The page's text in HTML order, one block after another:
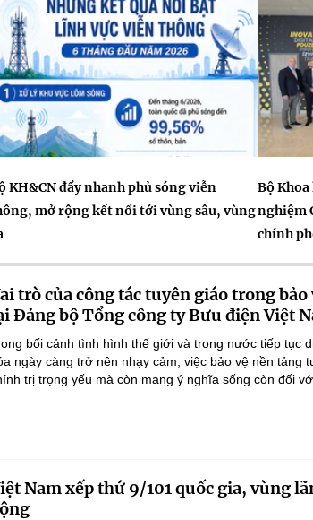
KH&CN đẩy nhanh phủ sóng viễn
mở rộng kết nối tới vùng sâu, vùng
Bộ
nghiệm
chính
trò của công tác tuyên giáo trong
Đảng bộ Tổng công ty Bưu điện Việt
bối cảnh tình hình thế giới và trong nước tiếp tục
ngày càng trở nên nhạy cảm, việc bảo vệ nền tảng
trị trọng yếu mà còn mang ý nghĩa sống còn đối
Nam xếp thứ 9/101 quốc gia, vùng